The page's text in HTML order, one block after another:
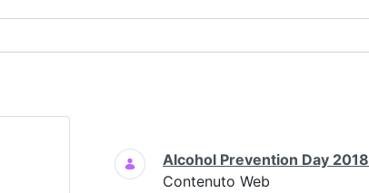
Ricerca
Alcohol Prevention Day 2018
Contenuto Web